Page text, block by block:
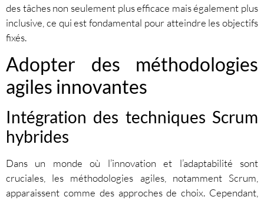
des tâches non seulement plus efficace mais également plus
inclusive, ce qui est fondamental pour atteindre les objectifs
fixés.
Adopter des méthodologies
agiles innovantes
Intégration des techniques Scrum
hybrides
Dans un monde où l’innovation et l’adaptabilité sont
cruciales, les méthodologies agiles, notamment Scrum,
apparaissent comme des approches de choix. Cependant,